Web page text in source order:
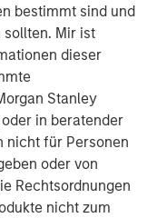
bestimmt sind und
sollten. Mir ist
dieser
Stanley
in beratender
nicht für Personen
oder von
Rechtsordnungen
nicht zum
up the
businesses need
established
the tools and
and physical
, a US-based
that allows
in minutes.
Lightspeed and